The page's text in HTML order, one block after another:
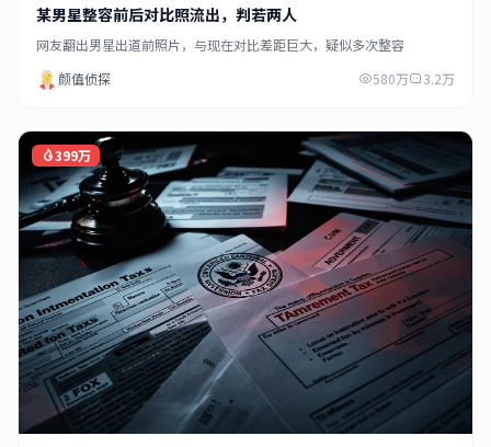
某男星整容前后对比照流出，判若两人
网友翻出男星出道前照片，与现在对比差距巨大，疑似多次整容
颜值侦探
580万 3.2万
399万